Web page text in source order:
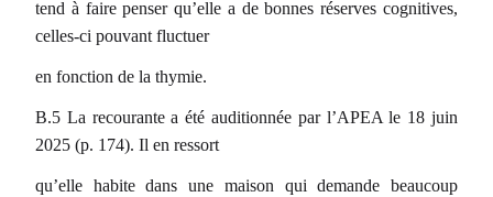
tend à faire penser qu’elle a de bonnes réserves cognitives,
celles-ci pouvant fluctuer
en fonction de la thymie.
B.5 La recourante a été auditionnée par l’APEA le 18 juin
2025 (p. 174). Il en ressort
qu’elle habite dans une maison qui demande beaucoup